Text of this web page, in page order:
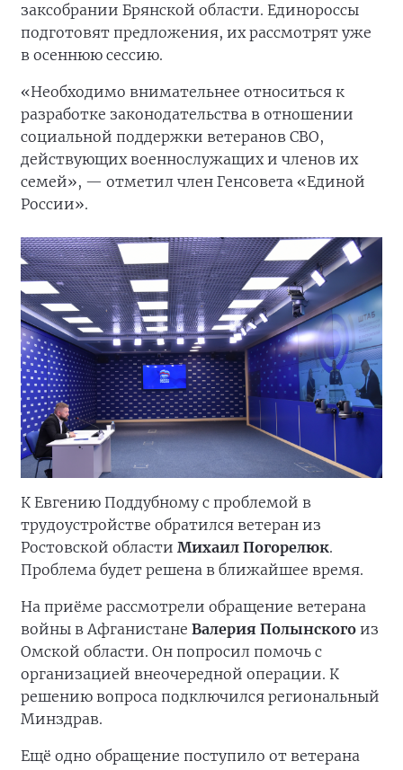
заксобрании Брянской области. Единороссы
подготовят предложения, их рассмотрят уже
в осеннюю сессию.
«Необходимо внимательнее относиться к
разработке законодательства в отношении
социальной поддержки ветеранов СВО,
действующих военнослужащих и членов их
семей», — отметил член Генсовета «Единой
России».
К Евгению Поддубному с проблемой в
трудоустройстве обратился ветеран из
Ростовской области Михаил Погорелюк.
Проблема будет решена в ближайшее время.
На приёме рассмотрели обращение ветерана
войны в Афганистане Валерия Полынского из
Омской области. Он попросил помочь с
организацией внеочередной операции. К
решению вопроса подключился региональный
Минздрав.
Ещё одно обращение поступило от ветерана